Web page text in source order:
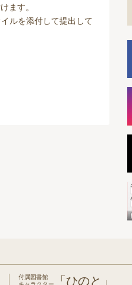
ます。
ルを添付して提出して
付属図書館
「ひのと」